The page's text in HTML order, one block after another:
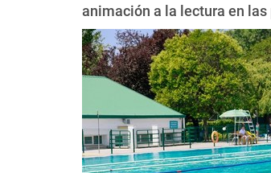
animación a la lectura en